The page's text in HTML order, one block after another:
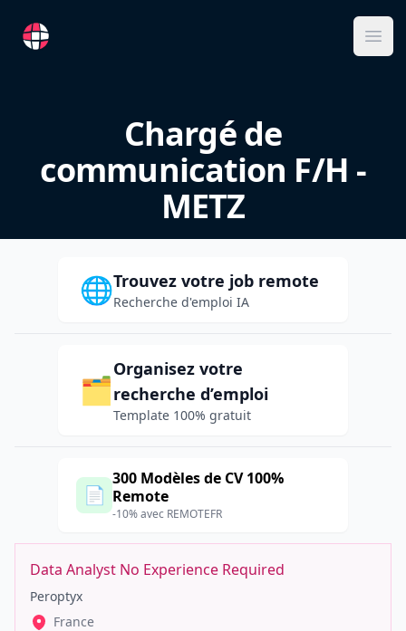
RemoteFR
Chargé de
communication F/H -
METZ
🌐Trouvez votre job remote
Recherche d'emploi IA
🗂️
Organisez votre
recherche d’emploi
Template 100% gratuit
📄
300 Modèles de CV 100%
Remote
-10% avec REMOTEFR
Data Analyst No Experience Required
Peroptyx
France